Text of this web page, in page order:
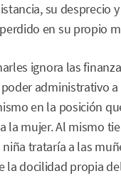
su desprecio
en su propio
ignora las
administrativo a
en la posición
la mujer. Al mismo
trataría a las
la docilidad propia